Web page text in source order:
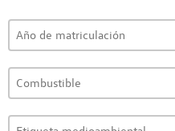
VO Selector de año
Select content
Select content
VO Selector de
Select content
Select content
VO Selector de etiqueta
Select content
Select content